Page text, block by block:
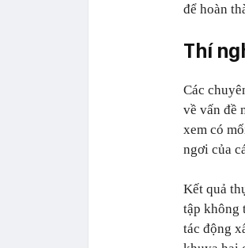
để hoàn
Thí
Các
về vấn đề
xem có
ngơi của
Kết quả
tập không
tác động